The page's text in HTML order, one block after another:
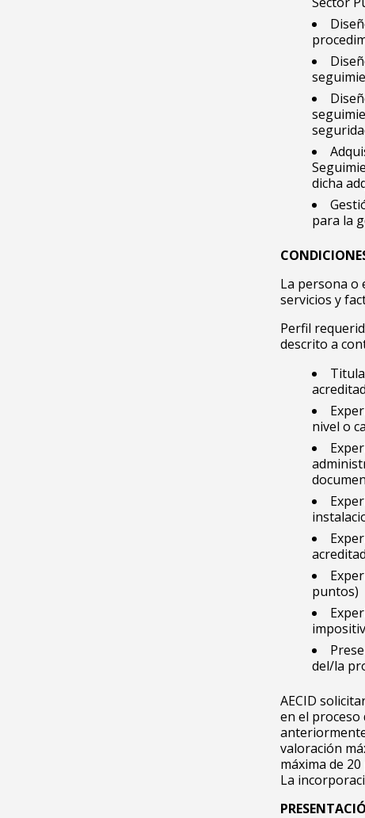
dicha
para la
La persona o
servicios y
Perfil
descrito a
nivel o
puntos)
del/la
AECID
en el
valoración
máxima de
La